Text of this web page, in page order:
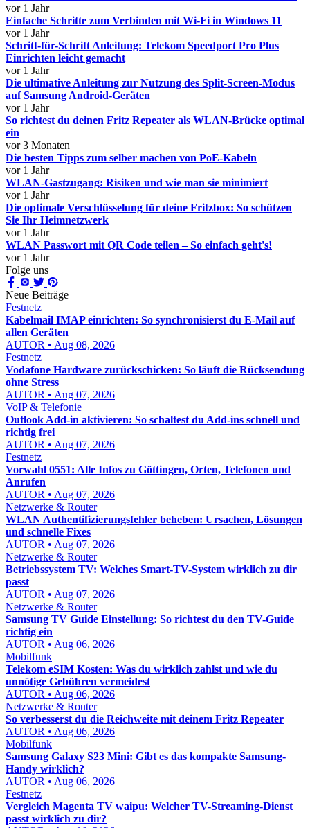
vor 1 Jahr
Einfache Schritte zum Verbinden mit Wi-Fi in Windows 11
vor 1 Jahr
Schritt-für-Schritt Anleitung: Telekom Speedport Pro Plus
Einrichten leicht gemacht
vor 1 Jahr
Die ultimative Anleitung zur Nutzung des Split-Screen-Modus
auf Samsung Android-Geräten
vor 1 Jahr
So richtest du deinen Fritz Repeater als WLAN-Brücke optimal
ein
vor 3 Monaten
Die besten Tipps zum selber machen von PoE-Kabeln
vor 1 Jahr
WLAN-Gastzugang: Risiken und wie man sie minimiert
vor 1 Jahr
Die optimale Verschlüsselung für deine Fritzbox: So schützen
Sie Ihr Heimnetzwerk
vor 1 Jahr
WLAN Passwort mit QR Code teilen – So einfach geht's!
vor 1 Jahr
Folge uns
Neue Beiträge
Festnetz
Kabelmail IMAP einrichten: So synchronisierst du E-Mail auf
allen Geräten
AUTOR • Aug 08, 2026
Festnetz
Vodafone Hardware zurückschicken: So läuft die Rücksendung
ohne Stress
AUTOR • Aug 07, 2026
VoIP & Telefonie
Outlook Add-in aktivieren: So schaltest du Add-ins schnell und
richtig frei
AUTOR • Aug 07, 2026
Festnetz
Vorwahl 0551: Alle Infos zu Göttingen, Orten, Telefonen und
Anrufen
AUTOR • Aug 07, 2026
Netzwerke & Router
WLAN Authentifizierungsfehler beheben: Ursachen, Lösungen
und schnelle Fixes
AUTOR • Aug 07, 2026
Netzwerke & Router
Betriebssystem TV: Welches Smart-TV-System wirklich zu dir
passt
AUTOR • Aug 07, 2026
Netzwerke & Router
Samsung TV Guide Einstellung: So richtest du den TV-Guide
richtig ein
AUTOR • Aug 06, 2026
Mobilfunk
Telekom eSIM Kosten: Was du wirklich zahlst und wie du
unnötige Gebühren vermeidest
AUTOR • Aug 06, 2026
Netzwerke & Router
So verbesserst du die Reichweite mit deinem Fritz Repeater
AUTOR • Aug 06, 2026
Mobilfunk
Samsung Galaxy S23 Mini: Gibt es das kompakte Samsung-
Handy wirklich?
AUTOR • Aug 06, 2026
Festnetz
Vergleich Magenta TV waipu: Welcher TV-Streaming-Dienst
passt wirklich zu dir?